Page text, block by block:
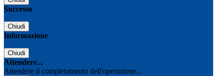
Successo
Chiudi
Informazione
Chiudi
Attendere...
Attendere il completamento dell'operazione...